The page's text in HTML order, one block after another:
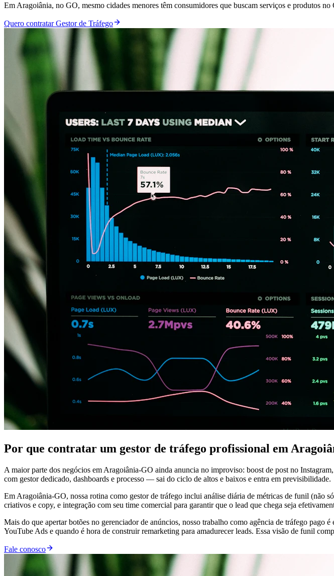
Em Aragoiânia, no GO, mesmo cidades menores têm consumidores que buscam serviços e produtos
Quero contratar Gestor de Tráfego
Por que contratar um gestor de tráfego profissional em
A maior parte dos negócios em Aragoiânia-GO ainda anuncia no improviso: boost de post no
com gestor dedicado, dashboards e processo — sai do ciclo de altos e baixos e entra em previsibilidade.
Em Aragoiânia-GO, nossa rotina como gestor de tráfego inclui análise diária de métricas de funil (não
criativos e copy, e integração com seu time comercial para garantir que o lead que chega seja
Mais do que apertar botões no gerenciador de anúncios, nosso trabalho como agência de tráfego
YouTube Ads e quando é hora de construir remarketing para amadurecer leads. Essa visão de funil
Fale conosco